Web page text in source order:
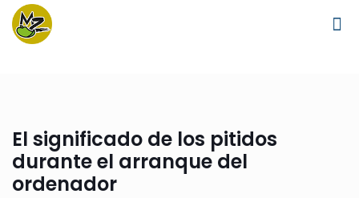
El significado de los pitidos
durante el arranque del
ordenador